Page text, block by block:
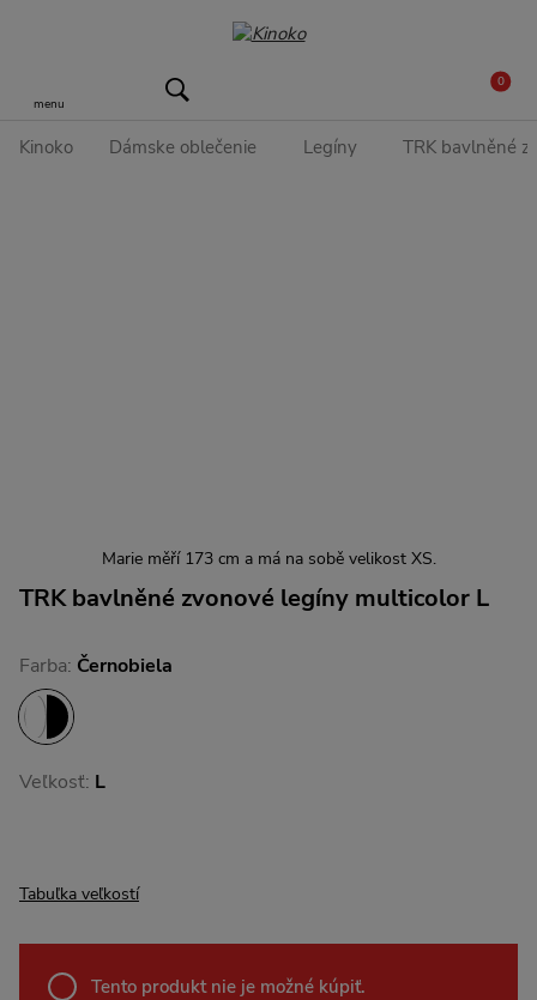
menu
0
Kinoko Dámske oblečenie Legíny TRK bavlněné
Marie měří 173 cm a má na sobě velikost XS.
TRK bavlněné zvonové legíny multicolor L
Farba: Černobiela
Veľkosť: L
Tabuľka veľkostí
Tento produkt nie je možné kúpiť.